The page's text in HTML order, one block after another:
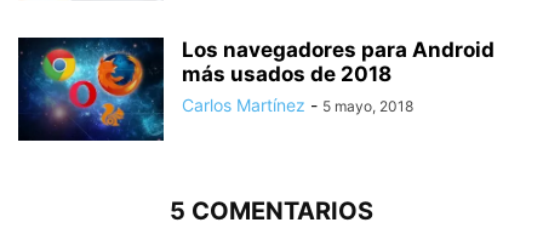
Los navegadores para Android
más usados de 2018
Carlos Martínez - 5 mayo, 2018
5 COMENTARIOS